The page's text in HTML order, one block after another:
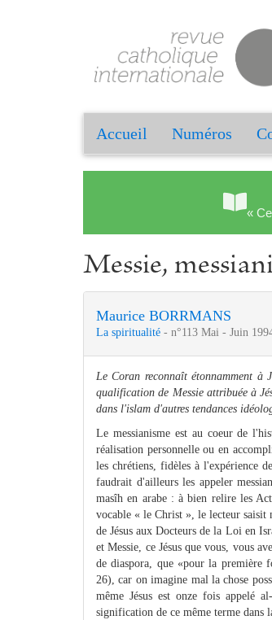
Accueil Numéros
«
Messie,
Maurice BORRMANS
La spiritualité - n°113 Mai - Juin
Le Coran reconnaît étonnamment
qualification de Messie attribuée à
dans l'islam d'autres tendances
Le messianisme est au coeur de
réalisation personnelle ou en
les chrétiens, fidèles à l'expérience
faudrait d'ailleurs les appeler
masîh en arabe : à bien relire les
vocable « le Christ », le lecteur saisit
de Jésus aux Docteurs de la Loi en
et Messie, ce Jésus que vous, vous
de diaspora, que «pour la première
26), car on imagine mal la chose
même Jésus est onze fois appelé
signification de ce même terme